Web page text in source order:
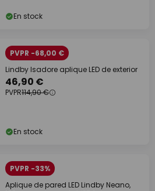
En stock
PVPR -68,00 €
Lindby Isadore aplique LED de exterior
46,90 €
PVPR114,90 €
En stock
PVPR -33%
Aplique de pared LED Lindby Neano,